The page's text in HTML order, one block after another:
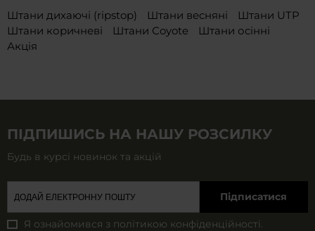
Штани дихаючі (ripstop)
Штани весняні
Штани UTP
Штани коричневі
Штани Сoyote
Штани осінні
Акція
ПІДПИШИСЬ НА НАШУ РОЗСИЛКУ
Будь в курсі новинок та акцій
Підписатися
Я ознайомився з політикою конфіденційності.